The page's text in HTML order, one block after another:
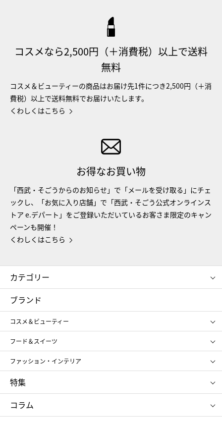
コスメなら2,500円（＋消費税）以上で送料
無料
コスメ＆ビューティーの商品はお届け先1件につき2,500円（＋消
費税）以上で送料無料でお届けいたします。
くわしくはこちら
お得なお買い物
「西武・そごうからのお知らせ」で「メールを受け取る」にチェ
ックし、「お気に入り店舗」で「西武・そごう公式オンラインス
トア e.デパート」をご登録いただいているお客さま限定のキャン
ペーンも開催！
くわしくはこちら
カテゴリー
コスメ＆ビューティー
ギフト
レディース
メンズ
スポーツ・アウトドア
お中元
お歳暮
ブランド
コスメ＆ビューティー
SHISEIDO
ポール&ジョー ボーテ
ジルスチュアート
NARS
RMK
クリニーク
SK-Ⅱ
フード＆スイーツ
アンリ・シャルパンティエ
ゴディバ
新宿高野
たねや
ねんりん家
ファッション・インテリア
ポロ ラルフ ローレン
タケオ キクチ
ママ＆キッズ
シュタイフ
特集
お中元
ひな人形
五月人形
コラム